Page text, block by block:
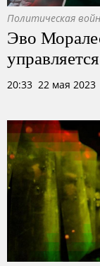
Политическая
Эво
20:33 22 мая 2023